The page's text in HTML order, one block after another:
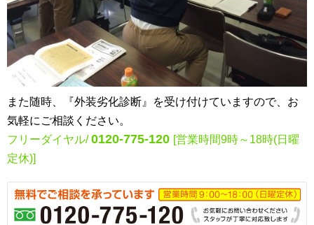
また随時、『外装劣化診断』を受け付けていますので、お
気軽にご相談ください。
フリーダイヤル/0120-775-120 [営業時間9時～18時(日曜
定休)]